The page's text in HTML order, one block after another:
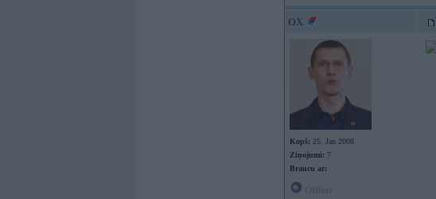
OX
Kopš: 25. Jan 2008
Ziņojumi: 7
Braucu ar: